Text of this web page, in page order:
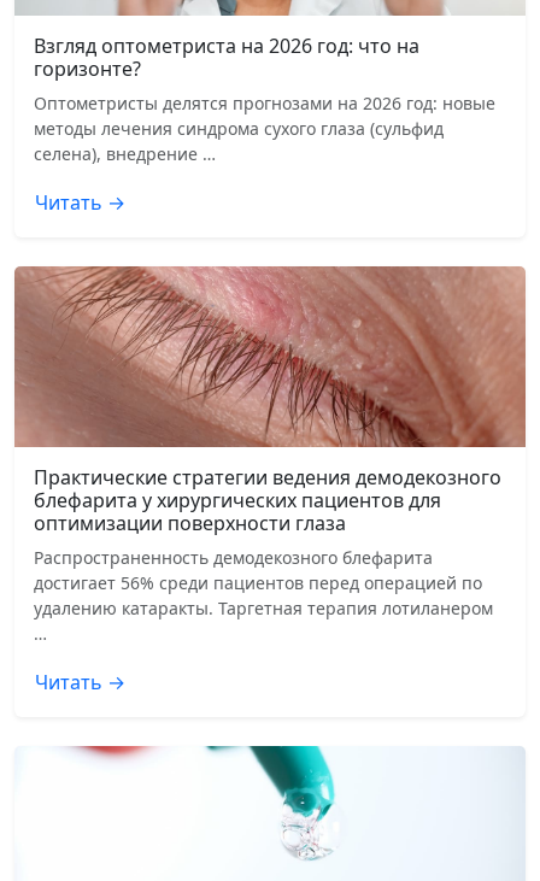
Взгляд оптометриста на 2026 год: что на
горизонте?
Оптометристы делятся прогнозами на 2026 год: новые
методы лечения синдрома сухого глаза (сульфид
селена), внедрение …
Читать →
Практические стратегии ведения демодекозного
блефарита у хирургических пациентов для
оптимизации поверхности глаза
Распространенность демодекозного блефарита
достигает 56% среди пациентов перед операцией по
удалению катаракты. Таргетная терапия лотиланером
…
Читать →